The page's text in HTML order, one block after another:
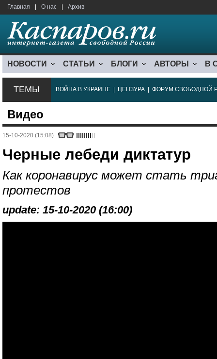
Главная О нас Архив
НОВОСТИ СТАТЬИ БЛОГИ АВТОРЫ В
ТЕМЫ ВОЙНА В УКРАИНЕ ЦЕНЗУРА ФОРУМ СВОБОДНОЙ
Видео
15-10-2020 (15:08)
Черные лебеди диктатур
Как коронавирус может стать
протестов
update: 15-10-2020 (16:00)